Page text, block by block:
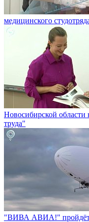
медицинского
Новосибирской области
труда"
"ВИВА АВИА!" пройдёт